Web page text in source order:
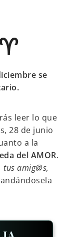
se
leer lo que
28 de junio
a la
del AMOR.
amig@s,